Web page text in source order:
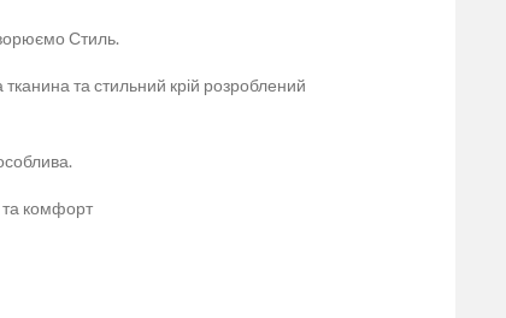
Стиль.
та стильний крій розроблений
та комфорт